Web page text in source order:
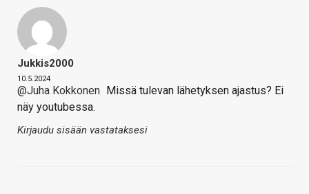
Jukkis2000
10.5.2024
@Juha Kokkonen Missä tulevan lähetyksen ajastus? Ei
näy youtubessa.
Kirjaudu sisään vastataksesi